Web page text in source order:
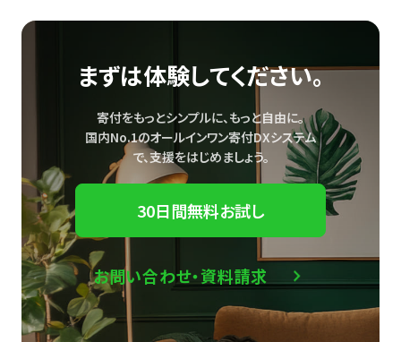
まずは体験してください。
寄付をもっとシンプルに、もっと自由に。
国内No.1のオールインワン寄付DXシステム
で、支援をはじめましょう。
30日間無料お試し
お問い合わせ・資料請求